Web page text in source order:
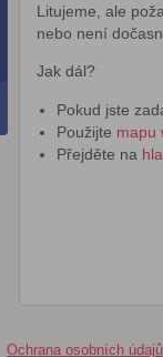
Litujeme, ale
nebo není
Jak dál?
Pokud jste
Použijte mapu
Přejděte na
Ochrana osobních údajů